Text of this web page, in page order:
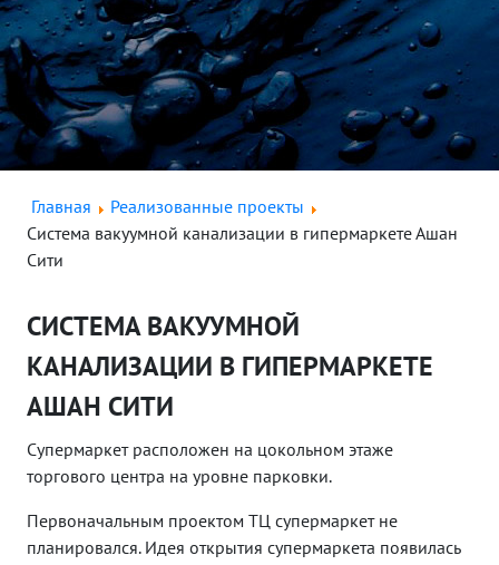
Главная
Реализованные проекты
Система вакуумной канализации в гипермаркете Ашан
Сити
СИСТЕМА ВАКУУМНОЙ
КАНАЛИЗАЦИИ В ГИПЕРМАРКЕТЕ
АШАН СИТИ
Супермаркет расположен на цокольном этаже
торгового центра на уровне парковки.
Первоначальным проектом ТЦ супермаркет не
планировался. Идея открытия супермаркета появилась